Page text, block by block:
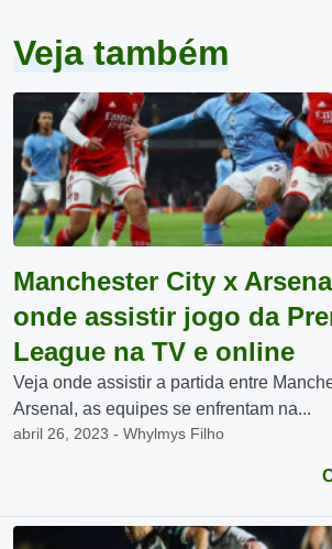
Veja também
Manchester City x
onde assistir jogo da
League na TV e online
Veja onde assistir a partida entre
Arsenal, as equipes se enfrentam na...
abril 26, 2023 - Whylmys Filho